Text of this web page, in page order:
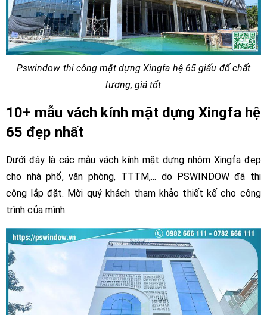
Pswindow thi công mặt dựng Xingfa hệ 65 giấu đố chất
lượng, giá tốt
10+ mẫu vách kính mặt dựng Xingfa hệ
65 đẹp nhất
Dưới đây là các mẫu vách kính mặt dựng nhôm Xingfa đẹp
cho nhà phố, văn phòng, TTTM,... do PSWINDOW đã thi
công lắp đặt. Mời quý khách tham khảo thiết kế cho công
trình của mình: